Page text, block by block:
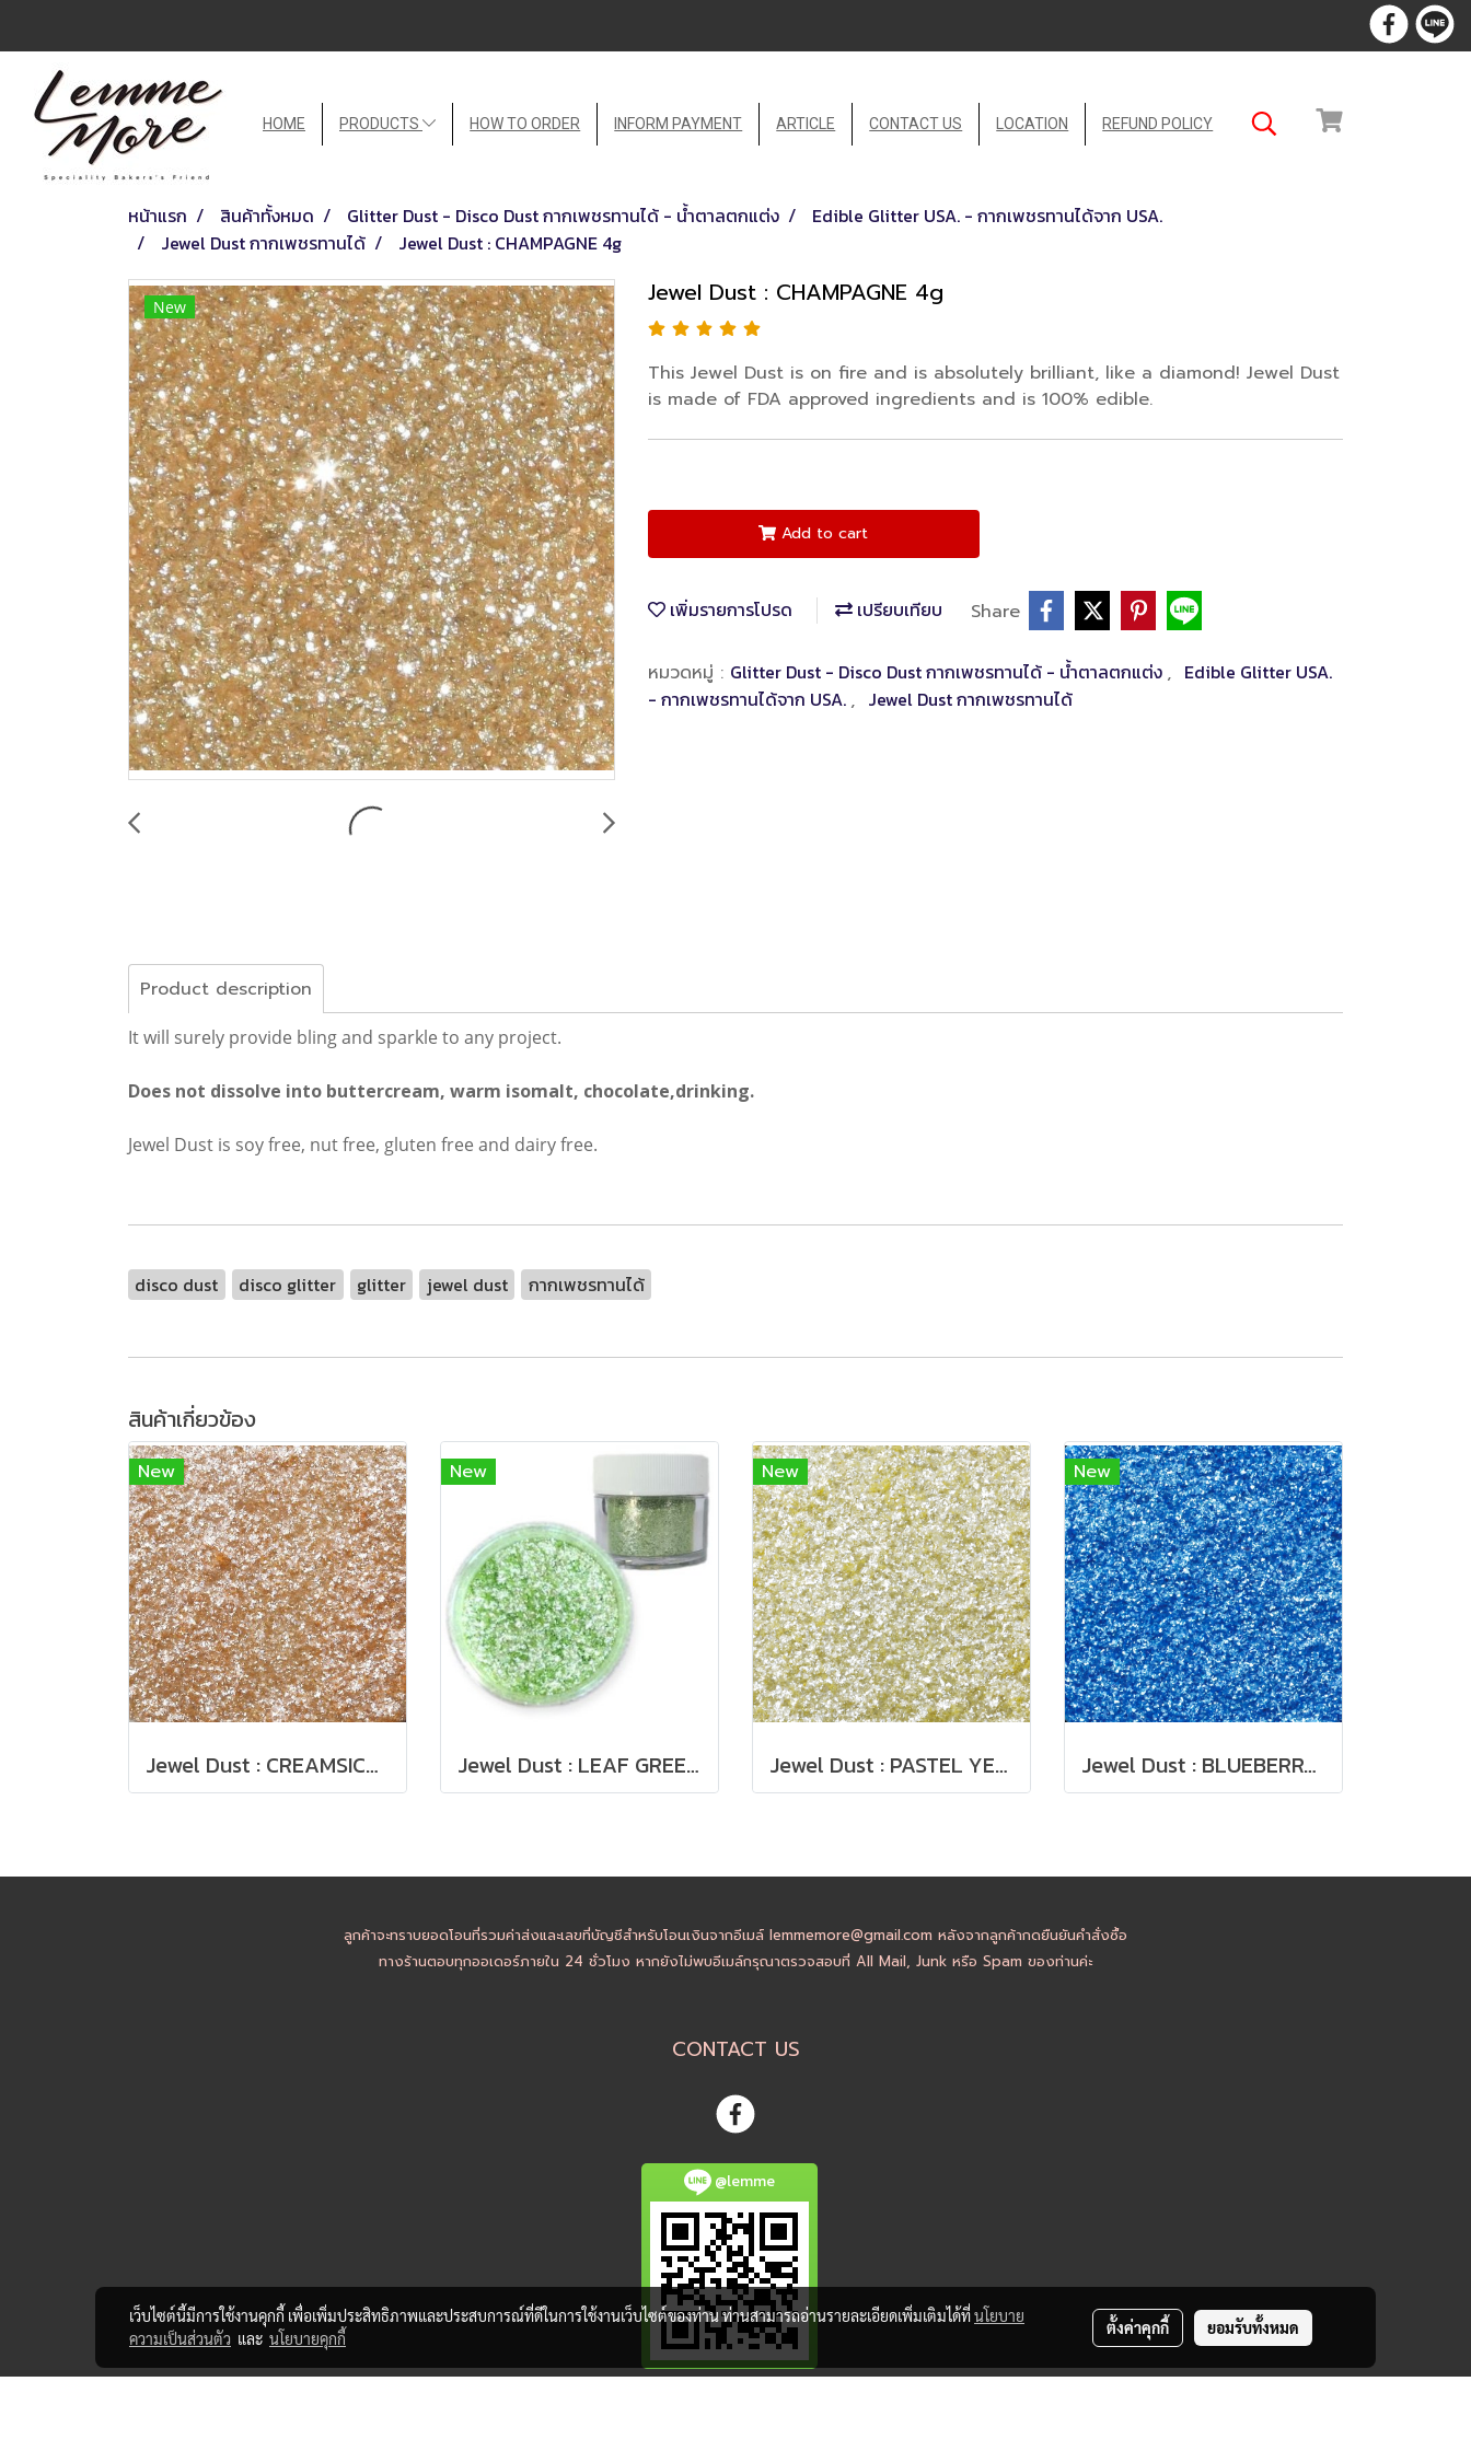
HOME PRODUCTS HOW TO ORDER INFORM PAYMENT ARTICLE CONTACT US LOCATION REFUND POLICY
หน้าแรก สินค้าทั้งหมด Glitter Dust - Disco Dust กากเพชรทานได้ - น้ำตาลตกแต่ง
Edible Glitter USA. - กากเพชรทานได้จาก USA.
Jewel Dust กากเพชรทานได้
Jewel Dust : CHAMPAGNE 4g
New Jewel Dust : CHAMPAGNE 4g
This Jewel Dust is on fire and is absolutely brilliant, like a diamond! Jewel Dust
is made of FDA approved ingredients and is 100% edible.
Add to cart
เพิ่มรายการโปรด เปรียบเทียบ Share
หมวดหมู่ : Glitter Dust - Disco Dust กากเพชรทานได้ - น้ำตาลตกแต่ง , Edible Glitter USA.
- กากเพชรทานได้จาก USA. , Jewel Dust กากเพชรทานได้
Product description
It will surely provide bling and sparkle to any project.
Does not dissolve into buttercream, warm isomalt, chocolate,drinking.
Jewel Dust is soy free, nut free, gluten free and dairy free.
disco dust disco glitter glitter jewel dust กากเพชรทานได้
สินค้าเกี่ยวข้อง
New
Jewel Dust : CREAMSICLE 4g
New
Jewel Dust : LEAF GREEN 4g
New
Jewel Dust : PASTEL YELLOW 4g
New
Jewel Dust : BLUEBERRY 4g
ลูกค้าจะทราบยอดโอนที่รวมค่าส่งและเลขที่บัญชีสำหรับโอนเงินจากอีเมล์ lemmemore@gmail.com หลังจากลูกค้ากดยืนยันคำสั่งซื้อ
ทางร้านตอบทุกออเดอร์ภายใน 24 ชั่วโมง หากยังไม่พบอีเมล์กรุณาตรวจสอบที่ All Mail, Junk หรือ Spam ของท่านค่ะ
CONTACT US
@lemme
เว็บไซต์นี้มีการใช้งานคุกกี้ เพื่อเพิ่มประสิทธิภาพและประสบการณ์ที่ดีในการใช้งานเว็บไซต์ของท่าน ท่านสามารถอ่านรายละเอียดเพิ่มเติมได้ที่นโยบาย
ความเป็นส่วนตัว และ นโยบายคุกกี้
ตั้งค่าคุกกี้ ยอมรับทั้งหมด